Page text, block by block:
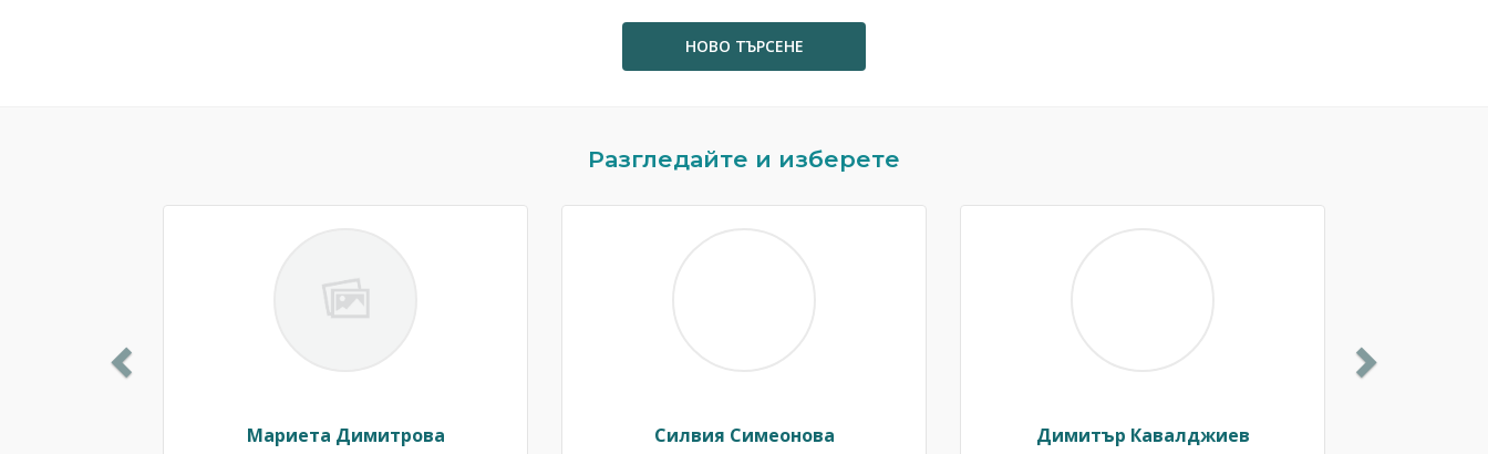
НОВО ТЪРСЕНЕ
Разгледайте и изберете
Мариета Димитрова
Силвия Симеонова
Димитър Кавалджиев